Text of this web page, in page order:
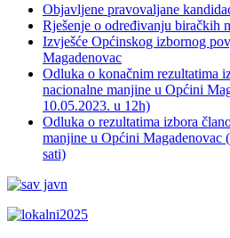
Objavljene pravovaljane
Rješenje o određivanju biračkih
Izvješće Općinskog izbornog
Magadenovac
Odluka o konačnim rezultatima
nacionalne manjine u Općini
10.05.2023. u 12h)
Odluka o rezultatima izbora
manjine u Općini Magadenovac
sati)